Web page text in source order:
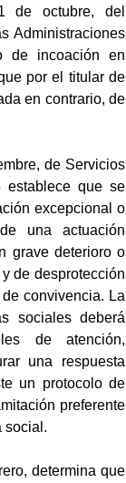
de octubre, del
Administraciones
de incoación en
por el titular de
en contrario, de
de Servicios
establece que se
excepcional o
una actuación
grave deterioro o
de desprotección
convivencia. La
sociales deberá
de atención,
una respuesta
un protocolo de
preferente
social.
determina que